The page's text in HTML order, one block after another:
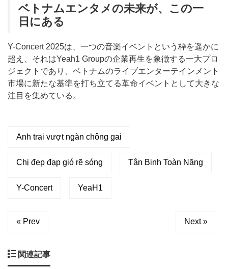
ベトナムエンタメの未来が、この一
日にある
Y-Concert 2025は、一つの音楽イベントという枠を遥かに
超え、それはYeah1 Groupの企業再生を象徴する一大プロ
ジェクトであり、ベトナムのライブエンターテインメント
市場に新たな基準を打ち立てる革命イベントとして大きな
注目を集めている。
Anh trai vượt ngàn chông gai
Chị đẹp đạp gió rẽ sóng Tân Binh Toàn Năng
Y-Concert YeaH1
« Prev Next »
関連記事